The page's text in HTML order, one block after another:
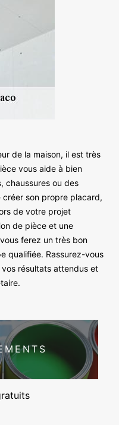
de la maison, il est très
vous aide à bien
chaussures ou des
créer son propre placard,
de votre projet
de pièce et une
ferez un très bon
qualifiée. Rassurez-vous
résultats attendus et